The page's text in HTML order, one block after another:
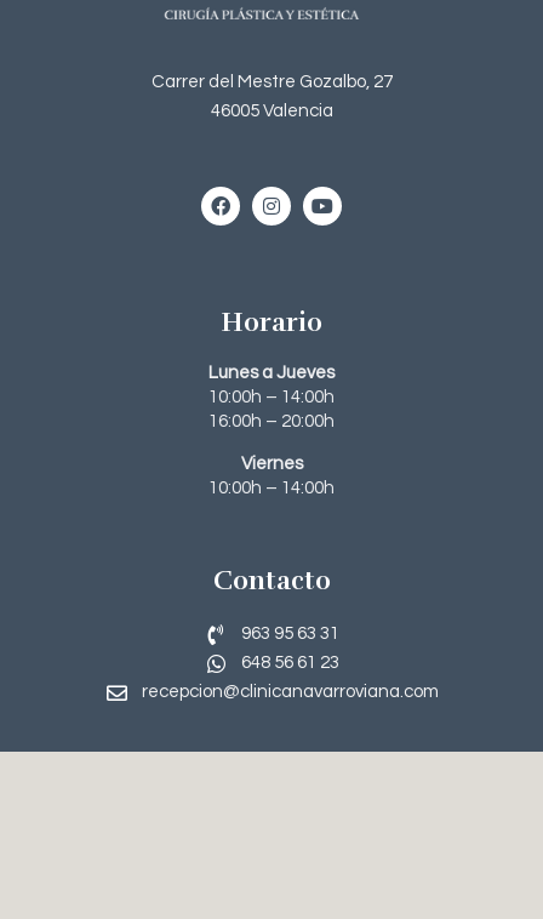
Carrer del Mestre Gozalbo, 27
46005 Valencia
Horario
Lunes a Jueves
10:00h – 14:00h
16:00h – 20:00h
Viernes
10:00h – 14:00h
Contacto
963 95 63 31‬
648 56 61 23
recepcion@clinicanavarroviana.com